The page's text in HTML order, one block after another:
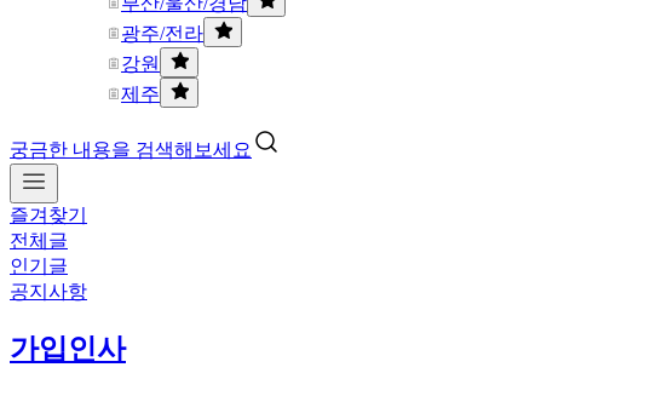
광주/전라
강원
제주
궁금한 내용을 검색해보세요
즐겨찾기
전체글
인기글
공지사항
가입인사